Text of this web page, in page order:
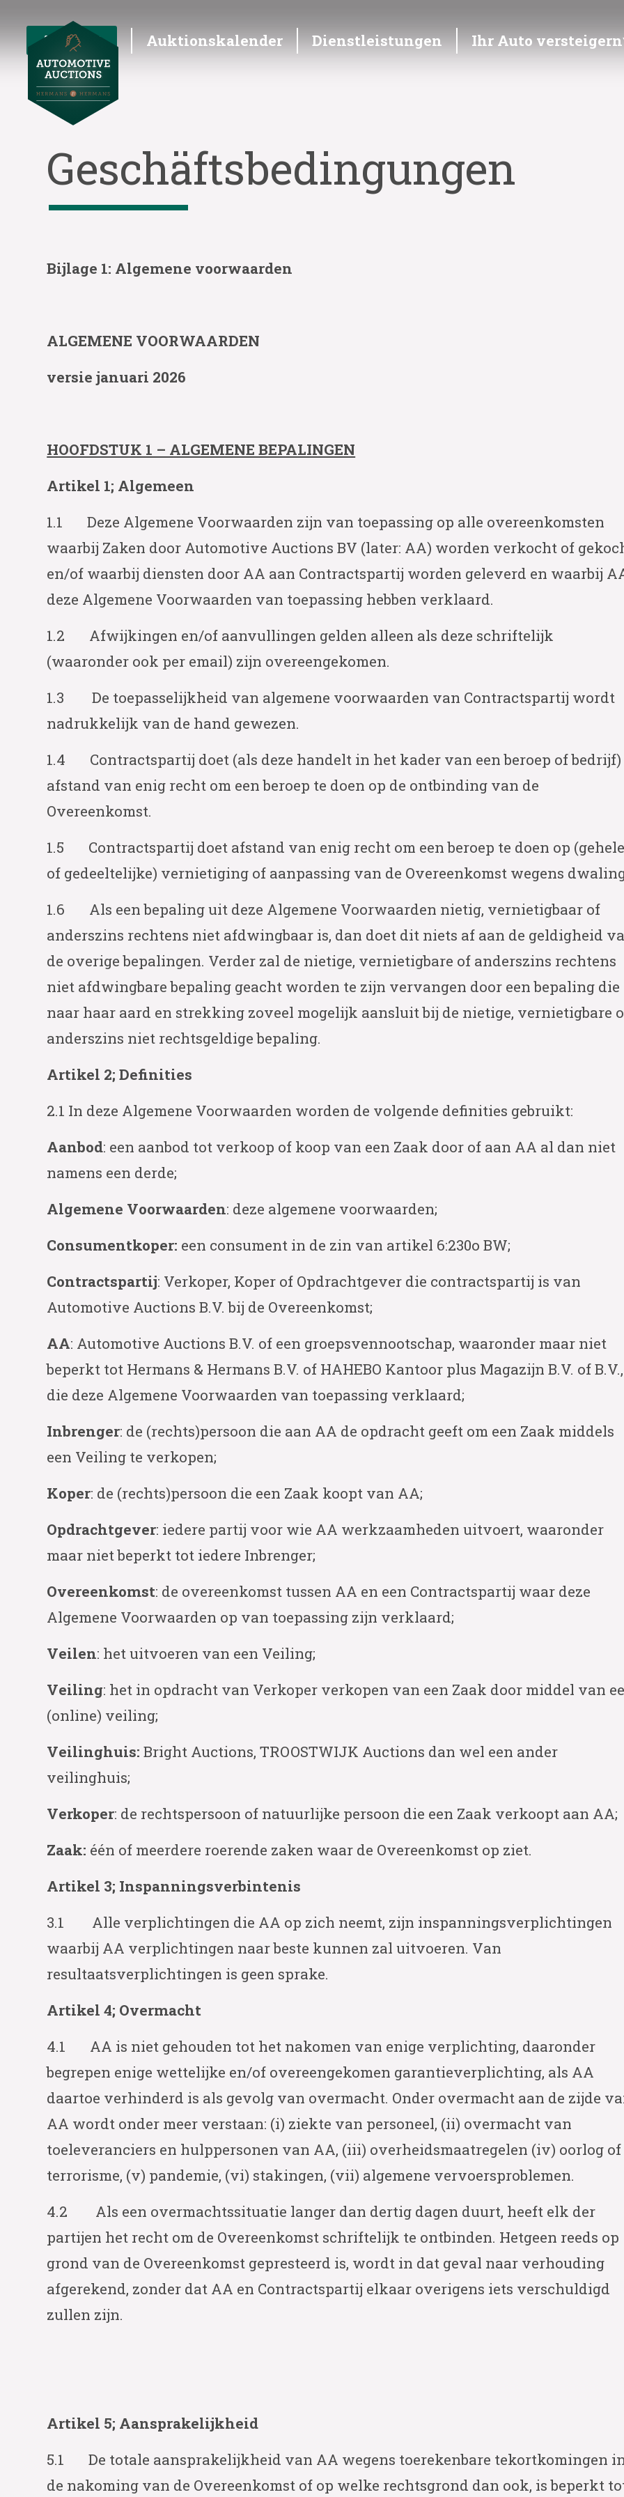
Angebot Auktionskalender Dienstleistungen Ihr Auto versteigern
Geschäftsbedingungen
Bijlage 1: Algemene voorwaarden
ALGEMENE VOORWAARDEN
versie januari 2026
HOOFDSTUK 1 – ALGEMENE BEPALINGEN
Artikel 1; Algemeen
1.1 Deze Algemene Voorwaarden zijn van toepassing op alle overeenkomsten
waarbij Zaken door Automotive Auctions BV (later: AA) worden verkocht of
en/of waarbij diensten door AA aan Contractspartij worden geleverd en waarbij
deze Algemene Voorwaarden van toepassing hebben verklaard.
1.2 Afwijkingen en/of aanvullingen gelden alleen als deze schriftelijk
(waaronder ook per email) zijn overeengekomen.
1.3 De toepasselijkheid van algemene voorwaarden van Contractspartij wordt
nadrukkelijk van de hand gewezen.
1.4 Contractspartij doet (als deze handelt in het kader van een beroep of bedrijf)
afstand van enig recht om een beroep te doen op de ontbinding van de
Overeenkomst.
1.5 Contractspartij doet afstand van enig recht om een beroep te doen op
of gedeeltelijke) vernietiging of aanpassing van de Overeenkomst wegens
1.6 Als een bepaling uit deze Algemene Voorwaarden nietig, vernietigbaar of
anderszins rechtens niet afdwingbaar is, dan doet dit niets af aan de geldigheid
de overige bepalingen. Verder zal de nietige, vernietigbare of anderszins rechtens
niet afdwingbare bepaling geacht worden te zijn vervangen door een bepaling die
naar haar aard en strekking zoveel mogelijk aansluit bij de nietige, vernietigbare
anderszins niet rechtsgeldige bepaling.
Artikel 2; Definities
2.1 In deze Algemene Voorwaarden worden de volgende definities gebruikt:
Aanbod: een aanbod tot verkoop of koop van een Zaak door of aan AA al dan niet
namens een derde;
Algemene Voorwaarden: deze algemene voorwaarden;
Consumentkoper: een consument in de zin van artikel 6:230o BW;
Contractspartij: Verkoper, Koper of Opdrachtgever die contractspartij is van
Automotive Auctions B.V. bij de Overeenkomst;
AA: Automotive Auctions B.V. of een groepsvennootschap, waaronder maar niet
beperkt tot Hermans & Hermans B.V. of HAHEBO Kantoor plus Magazijn B.V. of B.V.,
die deze Algemene Voorwaarden van toepassing verklaard;
Inbrenger: de (rechts)persoon die aan AA de opdracht geeft om een Zaak middels
een Veiling te verkopen;
Koper: de (rechts)persoon die een Zaak koopt van AA;
Opdrachtgever: iedere partij voor wie AA werkzaamheden uitvoert, waaronder
maar niet beperkt tot iedere Inbrenger;
Overeenkomst: de overeenkomst tussen AA en een Contractspartij waar deze
Algemene Voorwaarden op van toepassing zijn verklaard;
Veilen: het uitvoeren van een Veiling;
Veiling: het in opdracht van Verkoper verkopen van een Zaak door middel van
(online) veiling;
Veilinghuis:Bright Auctions, TROOSTWIJK Auctions dan wel een ander
veilinghuis;
Verkoper: de rechtspersoon of natuurlijke persoon die een Zaak verkoopt aan AA;
Zaak: één of meerdere roerende zaken waar de Overeenkomst op ziet.
Artikel 3; Inspanningsverbintenis
3.1 Alle verplichtingen die AA op zich neemt, zijn inspanningsverplichtingen
waarbij AA verplichtingen naar beste kunnen zal uitvoeren. Van
resultaatsverplichtingen is geen sprake.
Artikel 4; Overmacht
4.1 AA is niet gehouden tot het nakomen van enige verplichting, daaronder
begrepen enige wettelijke en/of overeengekomen garantieverplichting, als AA
daartoe verhinderd is als gevolg van overmacht. Onder overmacht aan de zijde
AA wordt onder meer verstaan: (i) ziekte van personeel, (ii) overmacht van
toeleveranciers en hulppersonen van AA, (iii) overheidsmaatregelen (iv) oorlog of
terrorisme, (v) pandemie, (vi) stakingen, (vii) algemene vervoersproblemen.
4.2 Als een overmachtssituatie langer dan dertig dagen duurt, heeft elk der
partijen het recht om de Overeenkomst schriftelijk te ontbinden. Hetgeen reeds op
grond van de Overeenkomst gepresteerd is, wordt in dat geval naar verhouding
afgerekend, zonder dat AA en Contractspartij elkaar overigens iets verschuldigd
zullen zijn.
Artikel 5; Aansprakelijkheid
5.1 De totale aansprakelijkheid van AA wegens toerekenbare tekortkomingen
de nakoming van de Overeenkomst of op welke rechtsgrond dan ook, is beperkt